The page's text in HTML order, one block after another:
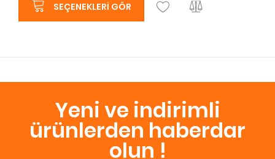
SEÇENEKLERI GÖR
Yeni ve indirimli
ürünlerden haberdar
olun !